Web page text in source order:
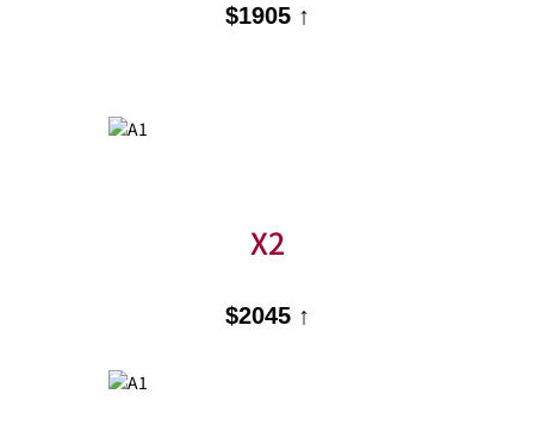
$1905 ↑
X2
$2045 ↑